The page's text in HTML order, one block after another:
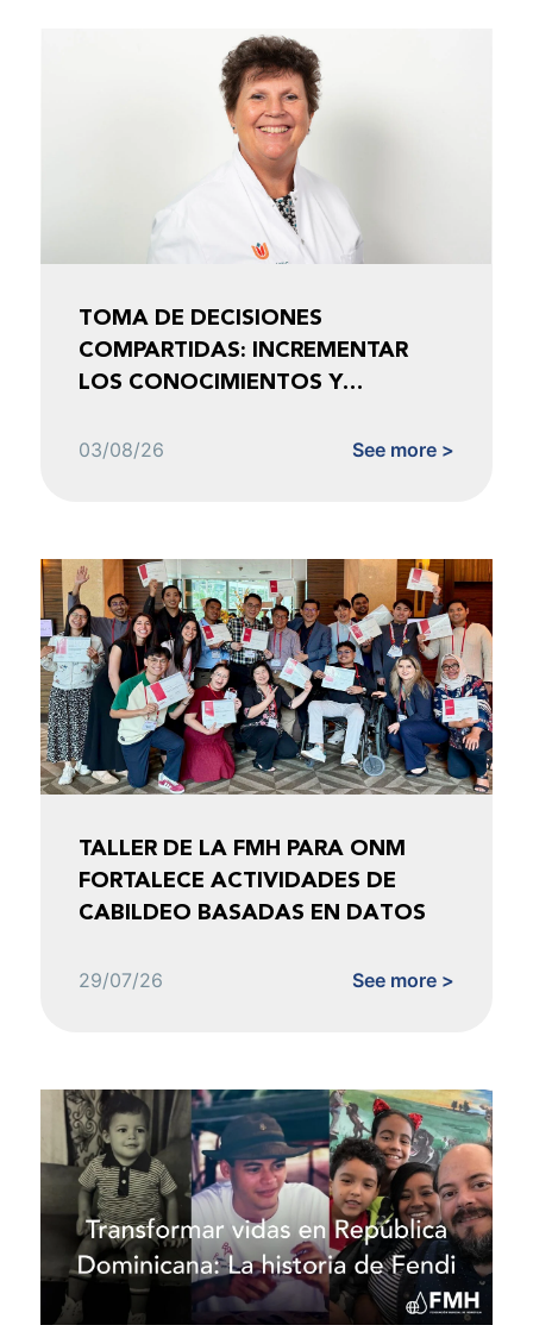
TOMA DE DECISIONES
COMPARTIDAS: INCREMENTAR
LOS CONOCIMIENTOS Y
03/08/26 See more >
TALLER DE LA FMH PARA ONM
FORTALECE ACTIVIDADES DE
CABILDEO BASADAS EN DATOS
29/07/26 See more >